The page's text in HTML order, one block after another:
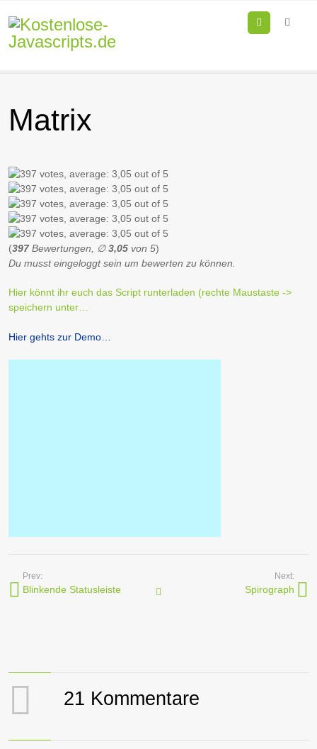
Menu
Matrix
(397Bewertungen, ∅3,05 von 5)
Du musst eingeloggt sein um bewerten zu können.
Hier könnt ihr euch das Script runterladen (rechte Maustaste ->
speichern unter…
Hier gehts zur Demo…
Prev:
Blinkende Statusleiste
Next:
Spirograph
21 Kommentare